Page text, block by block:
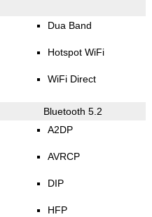
Dua Band
Hotspot WiFi
WiFi Direct
Bluetooth 5.2
A2DP
AVRCP
DIP
HFP